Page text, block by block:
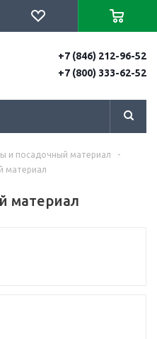
+7 (846) 212-96-52
+7 (800) 333-62-52
и посадочный материал
-
материал
материал